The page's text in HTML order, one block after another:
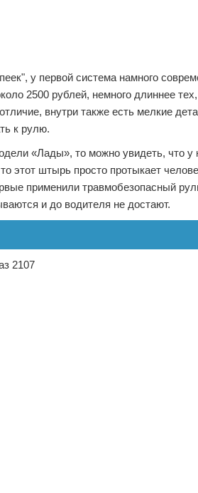
у первой система намного
2500 рублей, немного длиннее
внутри также есть мелкие
к рулю.
«Лады», то можно увидеть, что у
этот штырь просто протыкает
применили травмобезопасный
и до водителя не достают.